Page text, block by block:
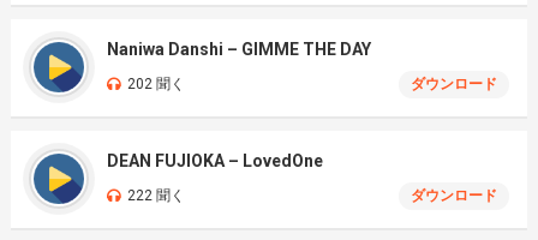
Naniwa Danshi – GIMME THE DAY
202 聞く ダウンロード
DEAN FUJIOKA – LovedOne
222 聞く ダウンロード